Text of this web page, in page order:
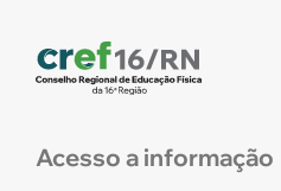
Acesso a informação